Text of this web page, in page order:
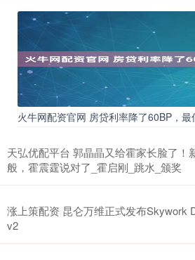
火牛网配资官网 房贷利率降了60BP，最
天弘优配平台 郭晶晶又给霍家长脸了！
般，霍震霆说对了_霍启刚_跳水_颁奖
涨上策配资 昆仑万维正式发布Skywork
v2